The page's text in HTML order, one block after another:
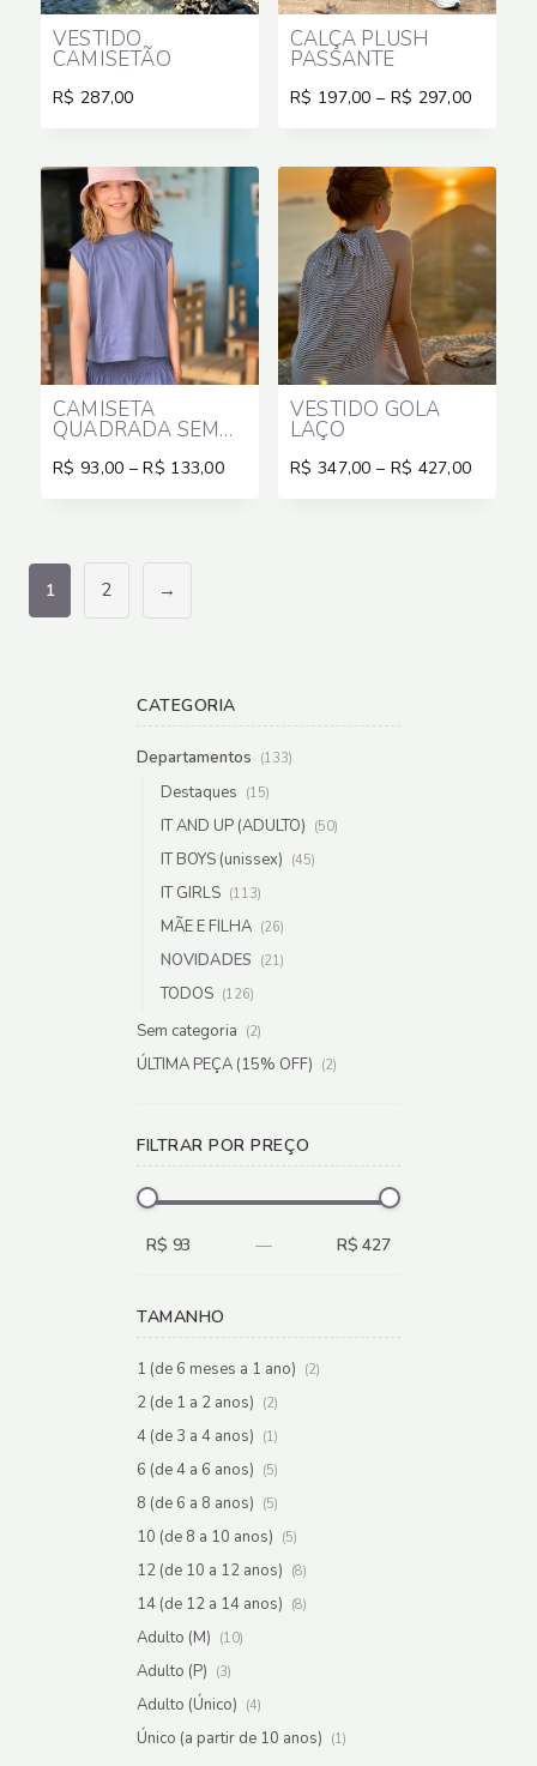
VESTIDO
CAMISETÃO
R$ 287,00
CALÇA PLUSH
PASSANTE
R$ 197,00 – R$ 297,00
R$
CAMISETA
QUADRADA SEM
R$ 93,00 – R$ 133,00
VESTIDO GOLA
LAÇO
R$ 347,00 – R$ 427,00
1
2 →
CATEGORIA
Departamentos (133)
Destaques (15)
IT AND UP (ADULTO) (50)
IT BOYS (unissex) (45)
IT GIRLS (113)
MÃE E FILHA (26)
NOVIDADES (21)
TODOS (126)
Sem categoria (2)
ÚLTIMA PEÇA (15% OFF) (2)
FILTRAR POR PREÇO
R$ 93 — R$ 427
TAMANHO
1 (de 6 meses a 1 ano) (2)
2 (de 1 a 2 anos) (2)
4 (de 3 a 4 anos) (1)
6 (de 4 a 6 anos) (5)
8 (de 6 a 8 anos) (5)
10 (de 8 a 10 anos) (5)
12 (de 10 a 12 anos) (8)
14 (de 12 a 14 anos) (8)
Adulto (M) (10)
Adulto (P) (3)
Adulto (Único) (4)
Único (a partir de 10 anos) (1)